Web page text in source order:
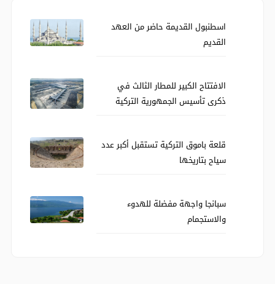
اسطنبول القديمة حاضر من العهد
القديم
الافتتاح الكبير للمطار الثالث في
ذكرى تأسيس الجمهورية التركية
قلعة باموق التركية تستقبل أكبر عدد
سياح بتاريخها
سبانجا واجهة مفضلة للهدوء
والاستجمام